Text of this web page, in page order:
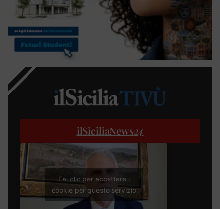
ilSiciliaNews24
Fai clic per accettare i
cookie per questo servizio